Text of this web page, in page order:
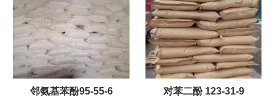
邻氨基苯酚95-55-6 对苯二酚 123-31-9